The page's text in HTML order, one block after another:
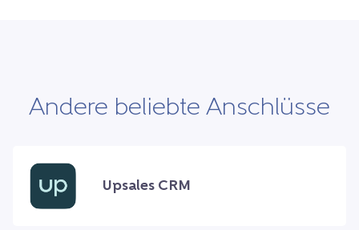
Andere beliebte Anschlüsse
Upsales CRM